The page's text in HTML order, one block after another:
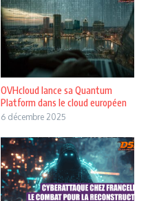
OVHcloud lance sa Quantum
Platform dans le cloud européen
6 décembre 2025